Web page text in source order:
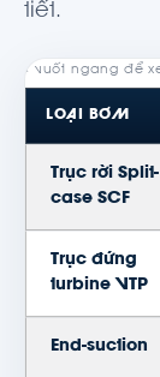
tiết.
LOẠI BƠM
Trục rời Split-
case SCF
Trục đứng
turbine VTP
End-suction